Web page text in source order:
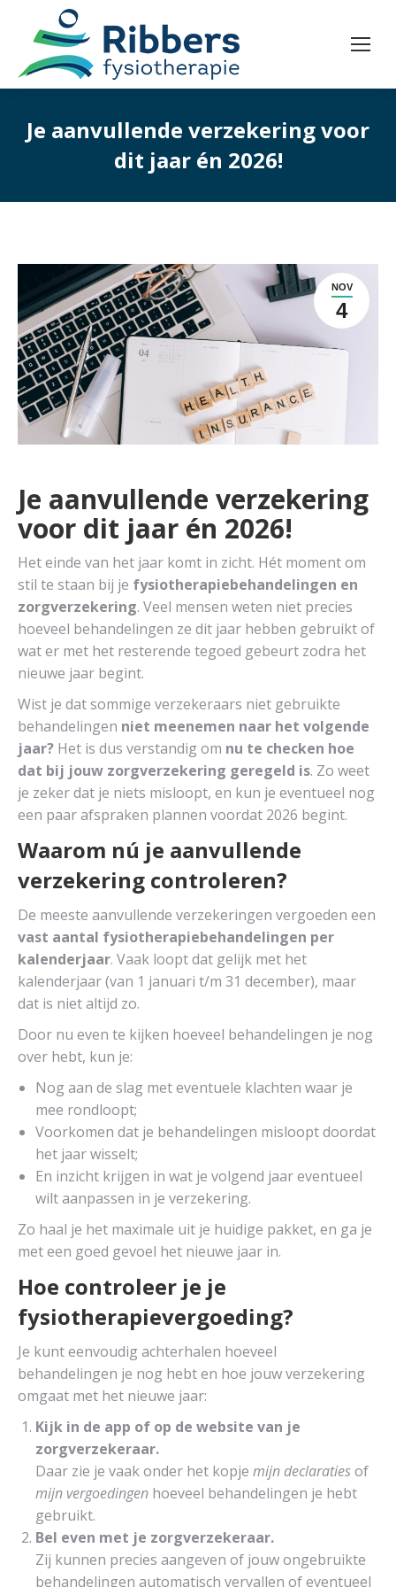
Je aanvullende verzekering voor
dit jaar én 2026!
NOV
4
Je aanvullende verzekering
voor dit jaar én 2026!
Het einde van het jaar komt in zicht. Hét moment om
stil te staan bij je fysiotherapiebehandelingen en
zorgverzekering. Veel mensen weten niet precies
hoeveel behandelingen ze dit jaar hebben gebruikt of
wat er met het resterende tegoed gebeurt zodra het
nieuwe jaar begint.
Wist je dat sommige verzekeraars niet gebruikte
behandelingen niet meenemen naar het volgende
jaar? Het is dus verstandig om nu te checken hoe
dat bij jouw zorgverzekering geregeld is. Zo weet
je zeker dat je niets misloopt, en kun je eventueel nog
een paar afspraken plannen voordat 2026 begint.
Waarom nú je aanvullende
verzekering controleren?
De meeste aanvullende verzekeringen vergoeden een
vast aantal fysiotherapiebehandelingen per
kalenderjaar. Vaak loopt dat gelijk met het
kalenderjaar (van 1 januari t/m 31 december), maar
dat is niet altijd zo.
Door nu even te kijken hoeveel behandelingen je nog
over hebt, kun je:
Nog aan de slag met eventuele klachten waar je
mee rondloopt;
Voorkomen dat je behandelingen misloopt doordat
het jaar wisselt;
En inzicht krijgen in wat je volgend jaar eventueel
wilt aanpassen in je verzekering.
Zo haal je het maximale uit je huidige pakket, en ga je
met een goed gevoel het nieuwe jaar in.
Hoe controleer je je
fysiotherapievergoeding?
Je kunt eenvoudig achterhalen hoeveel
behandelingen je nog hebt en hoe jouw verzekering
omgaat met het nieuwe jaar:
Kijk in de app of op de website van je
zorgverzekeraar.
Daar zie je vaak onder het kopje mijn declaratiesof
mijn vergoedingen hoeveel behandelingen je hebt
gebruikt.
Bel even met je zorgverzekeraar.
Zij kunnen precies aangeven of jouw ongebruikte
behandelingen automatisch vervallen of eventueel